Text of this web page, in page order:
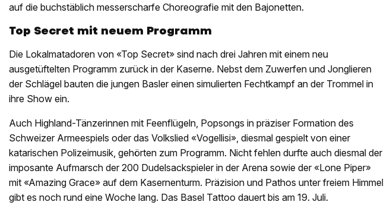
auf die buchstäblich messerscharfe Choreografie mit den Bajonetten.
Top Secret mit neuem Programm
Die Lokalmatadoren von «Top Secret» sind nach drei Jahren mit einem neu
ausgetüftelten Programm zurück in der Kaserne. Nebst dem Zuwerfen und Jonglieren
der Schlägel bauten die jungen Basler einen simulierten Fechtkampf an der Trommel in
ihre Show ein.
Auch Highland-Tänzerinnen mit Feenflügeln, Popsongs in präziser Formation des
Schweizer Armeespiels oder das Volkslied «Vogellisi», diesmal gespielt von einer
katarischen Polizeimusik, gehörten zum Programm. Nicht fehlen durfte auch diesmal der
imposante Aufmarsch der 200 Dudelsackspieler in der Arena sowie der «Lone Piper»
mit «Amazing Grace» auf dem Kasernenturm. Präzision und Pathos unter freiem Himmel
gibt es noch rund eine Woche lang. Das Basel Tattoo dauert bis am 19. Juli.